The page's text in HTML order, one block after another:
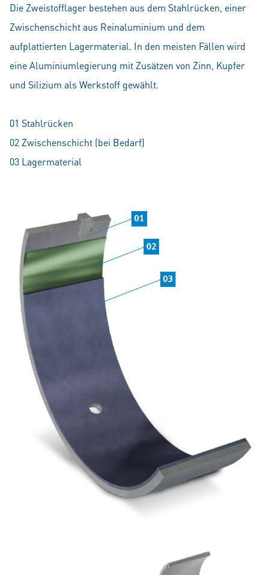
Die Zweistofflager bestehen aus dem Stahlrücken, einer
Zwischenschicht aus Reinaluminium und dem
aufplattierten Lagermaterial. In den meisten Fällen wird
eine Aluminiumlegierung mit Zusätzen von Zinn, Kupfer
und Silizium als Werkstoff gewählt.
01 Stahlrücken
02 Zwischenschicht (bei Bedarf)
03 Lagermaterial